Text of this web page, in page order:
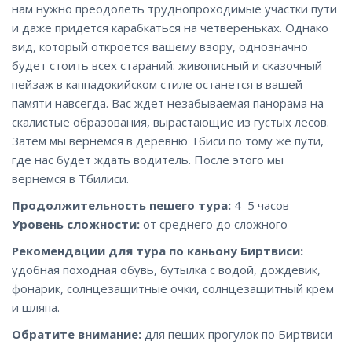
нам нужно преодолеть труднопроходимые участки пути
и даже придется карабкаться на четвереньках. Однако
вид, который откроется вашему взору, однозначно
будет стоить всех стараний: живописный и сказочный
пейзаж в каппадокийском стиле останется в вашей
памяти навсегда. Вас ждет незабываемая панорама на
скалистые образования, вырастающие из густых лесов.
Затем мы вернёмся в деревню Тбиси по тому же пути,
где нас будет ждать водитель. После этого мы
вернемся в Тбилиси.
Продолжительность пешего тура: 4–5 часов
Уровень сложности: от среднего до сложного
Рекомендации для тура по каньону Биртвиси:
удобная походная обувь, бутылка с водой, дождевик,
фонарик, солнцезащитные очки, солнцезащитный крем
и шляпа.
Обратите внимание: для пеших прогулок по Биртвиси